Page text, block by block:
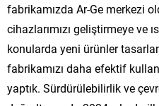
fabrikamızda Ar-Ge merkezi
cihazlarımızı geliştirmeye ve
konularda yeni ürünler
fabrikamızı daha efektif
yaptık. Sürdürülebilirlik ve